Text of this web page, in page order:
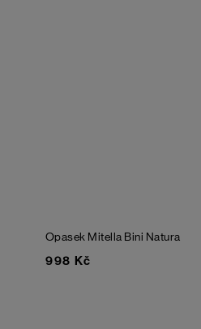
Opasek Mitella Bini Natura
998 Kč